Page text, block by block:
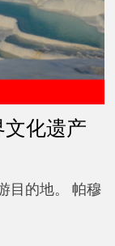
化遗产
目的地。 帕穆